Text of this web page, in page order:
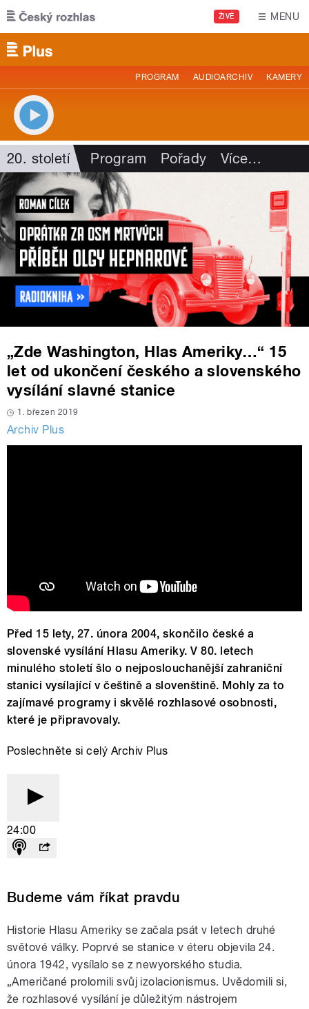
Přejít k hlavnímu obsahu
ŽIVĚ MENU
PROGRAM AUDIOARCHIV KAMERY
20. století Program Pořady Více…
„Zde Washington, Hlas Ameriky…“ 15
let od ukončení českého a slovenského
vysílání slavné stanice
1. březen 2019
Archiv Plus
Před 15 lety, 27. února 2004, skončilo české a
slovenské vysílání Hlasu Ameriky. V 80. letech
minulého století šlo o nejposlouchanější zahraniční
stanici vysílající v češtině a slovenštině. Mohly za to
zajímavé programy i skvělé rozhlasové osobnosti,
které je připravovaly.
Poslechněte si celý Archiv Plus
24:00
Budeme vám říkat pravdu
Historie Hlasu Ameriky se začala psát v letech druhé
světové války. Poprvé se stanice v éteru objevila 24.
února 1942, vysílalo se z newyorského studia.
„Američané prolomili svůj izolacionismus. Uvědomili si,
že rozhlasové vysílání je důležitým nástrojem